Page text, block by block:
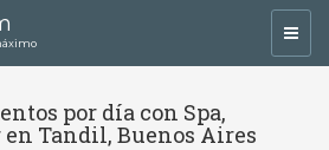
por día con Spa,
Tandil, Buenos Aires